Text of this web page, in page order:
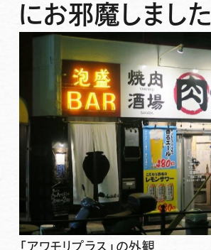
にお邪魔しました
「アワモリプラス」の外観